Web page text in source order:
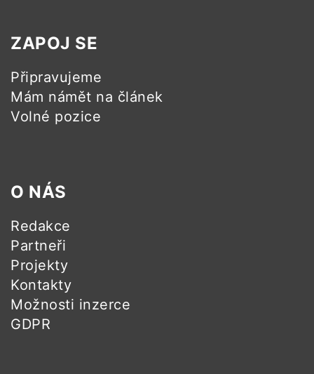
ZAPOJ SE
Připravujeme
Mám námět na článek
Volné pozice
O NÁS
Redakce
Partneři
Projekty
Kontakty
Možnosti inzerce
GDPR